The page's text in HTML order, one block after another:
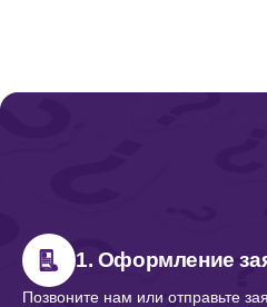
1. Оформление
Позвоните нам или отправьте